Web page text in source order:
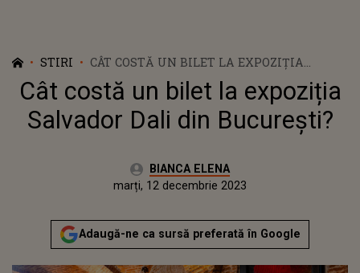
STIRI
CÂT COSTĂ UN BILET LA EXPOZIȚIA
SALVADOR DALI DIN BUCUREȘTI?
Cât costă un bilet la expoziția
Salvador Dali din București?
Autor:BIANCA ELENA
Publicat:
marți, 12 decembrie 2023
Adaugă-ne ca sursă preferată în Google